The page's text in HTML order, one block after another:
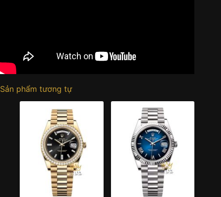
Sản phẩm tương tự